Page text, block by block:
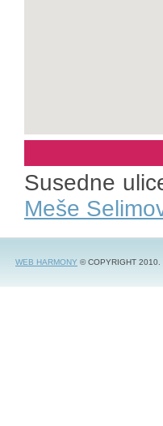
Susedne
Meše
WEB HARMONY © COPYRIGHT 2010.